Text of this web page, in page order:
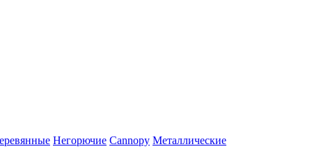
Негорючие Cannopy Металлические